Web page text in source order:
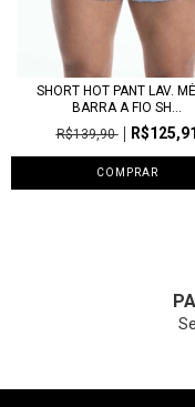
SHORT HOT PANT LAV.
BARRA A FIO SH...
R$139,90
R$125,91
COMPRAR